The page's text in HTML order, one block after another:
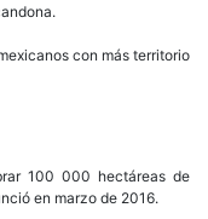
con más territorio
100 000 hectáreas de
en marzo de 2016.